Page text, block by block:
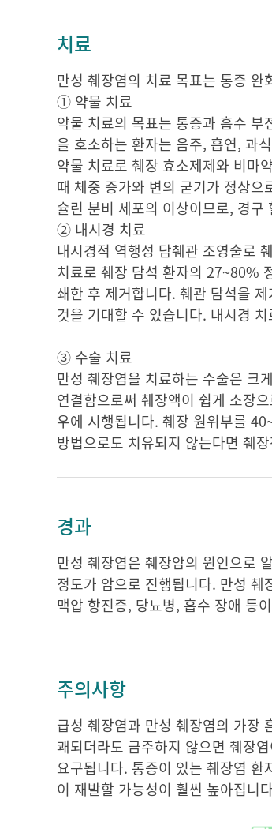
치료
만성 췌장염의 치료 목표는 통증
① 약물 치료
약물 치료의 목표는 통증과 흡수
을 호소하는 환자는 음주, 흡연, 과
약물 치료로 췌장 효소제제와 비마
때 체중 증가와 변의 굳기가 정상
슐린 분비 세포의 이상이므로, 경
② 내시경 치료
내시경적 역행성 담췌관 조영술로
치료로 췌장 담석 환자의 27~80%
쇄한 후 제거합니다. 췌관 담석을
것을 기대할 수 있습니다. 내시경
③ 수술 치료
만성 췌장염을 치료하는 수술은 크
연결함으로써 췌장액이 쉽게 소장
우에 시행됩니다. 췌장 원위부를
방법으로도 치유되지 않는다면 췌
경과
만성 췌장염은 췌장암의 원인으로
정도가 암으로 진행됩니다. 만성
맥압 항진증, 당뇨병, 흡수 장애 등
주의사항
급성 췌장염과 만성 췌장염의 가장
쾌되더라도 금주하지 않으면 췌장
요구됩니다. 통증이 있는 췌장염
이 재발할 가능성이 훨씬 높아집니